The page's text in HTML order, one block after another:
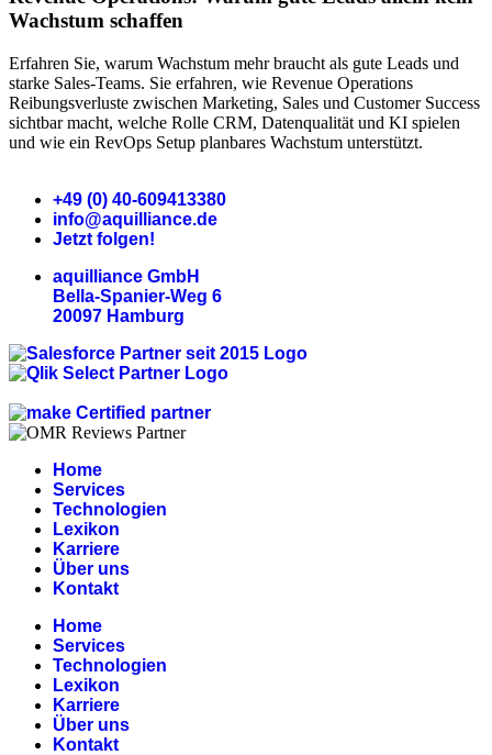
Wachstum schaffen
Erfahren Sie, warum Wachstum mehr braucht als gute Leads und
starke Sales-Teams. Sie erfahren, wie Revenue Operations
Reibungsverluste zwischen Marketing, Sales und Customer Success
sichtbar macht, welche Rolle CRM, Datenqualität und KI spielen
und wie ein RevOps Setup planbares Wachstum unterstützt.
+49 (0) 40-609413380
info@aquilliance.de
Jetzt folgen!
aquilliance GmbH
Bella-Spanier-Weg 6
20097 Hamburg
Home
Services
Technologien
Lexikon
Karriere
Über uns
Kontakt
Home
Services
Technologien
Lexikon
Karriere
Über uns
Kontakt